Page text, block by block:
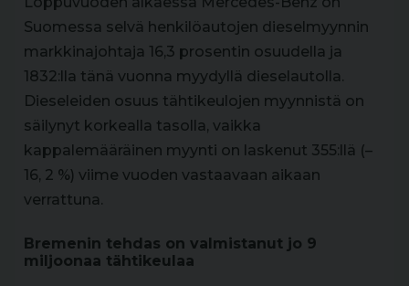
Suomessa selvä henkilöautojen dieselmyynnin
markkinajohtaja 16,3 prosentin osuudella ja
1832:lla tänä vuonna myydyllä dieselautolla.
Dieseleiden osuus tähtikeulojen myynnistä on
säilynyt korkealla tasolla, vaikka
kappalemääräinen myynti on laskenut 355:llä (–
16, 2 %) viime vuoden vastaavaan aikaan
verrattuna.
Bremenin tehdas on valmistanut jo 9
miljoonaa tähtikeulaa